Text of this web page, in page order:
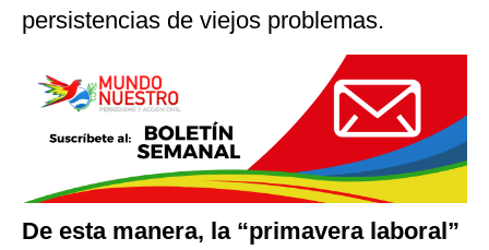
persistencias de viejos problemas.
De esta manera, la “primavera laboral”